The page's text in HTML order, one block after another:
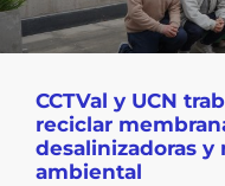
CCTVal y UCN
reciclar
desalinizadoras
ambiental